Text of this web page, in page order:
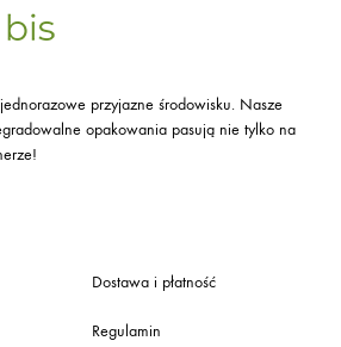
przyjazne środowisku. Nasze
opakowania pasują nie tylko na
Dostawa i płatność
Regulamin